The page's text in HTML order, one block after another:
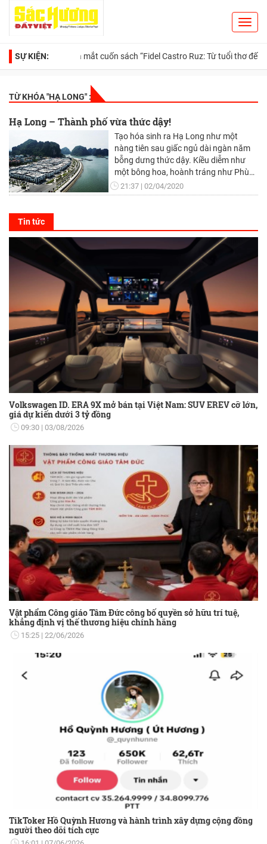
SỰ KIỆN:Ra mắt cuốn sách “Fidel Castro Ruz: Từ tuổi thơ đến huyền
TỪ KHÓA "HẠ LONG" :
Hạ Long – Thành phố vừa thức dậy!
Tạo hóa sinh ra Hạ Long như một
nàng tiên sau giấc ngủ dài ngàn năm
bỗng dưng thức dậy. Kiều diễm như
một bông hoa, hoành tráng như Phù
Đổng vươn mình lớn dậy - Hạ Long
đang chuyển mình sang trang mới -
21:37 02/04/2020
Tin tức
Volkswagen ID. ERA 9X mở bán tại Việt Nam: SUV EREV cỡ lớn,
giá dự kiến dưới 3 tỷ đồng
09:30 03/08/2026
Vật phẩm Công giáo Tâm Đức công bố quyền sở hữu trí tuệ,
khẳng định vị thế thương hiệu chính hãng
15:25 22/06/2026
TikToker Hồ Quỳnh Hương và hành trình xây dựng cộng đồng
người theo dõi tích cực